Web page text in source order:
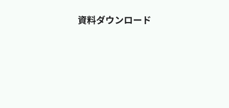
資料ダウンロード